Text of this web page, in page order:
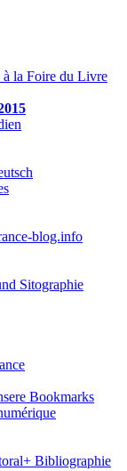
la Foire du Livre
blog.info
Sitographie
Bookmarks
Bibliographie